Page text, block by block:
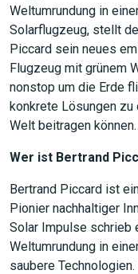
Weltumrundung in
Solarflugzeug, stellt
Piccard sein neues
Flugzeug mit grünem
nonstop um die Erde
konkrete Lösungen
Welt beitragen können.
Wer ist Bertrand
Bertrand Piccard ist
Pionier nachhaltiger
Solar Impulse schrieb
Weltumrundung in
saubere